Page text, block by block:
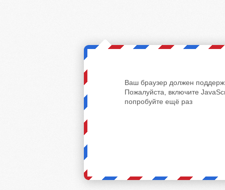
Ваш браузер должен
Пожалуйста, включите
попробуйте ещё раз